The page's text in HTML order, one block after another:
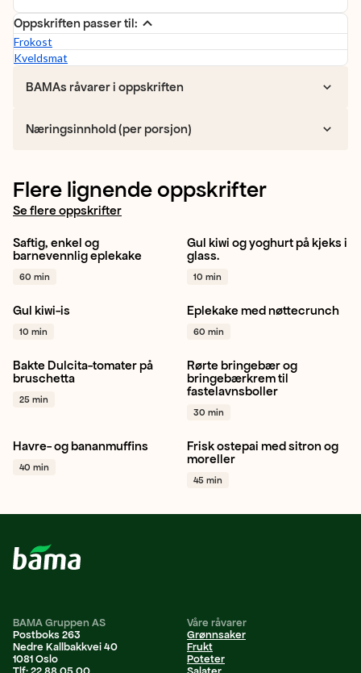
Oppskriften passer til:
Frokost
Kveldsmat
BAMAs råvarer i oppskriften
Næringsinnhold (per porsjon)
Flere lignende oppskrifter
Se flere oppskrifter
Eple Bakverk Kake
Saftig, enkel og
barnevennlig eplekake
60 min
Gul kiwi Kos Kjapt + 1
Gul kiwi og yoghurt på kjeks i
glass.
10 min
Gul kiwi
+ 1
Gul kiwi-is
10 min
Eple Kake Bakverk + 1
Eplekake med nøttecrunch
60 min
Cherrytomat
Hvitløk
Bakte Dulcita-tomater på
bruschetta
25 min
Bringebær
Sitron
Dessert
+ 1
Rørte bringebær og
bringebærkrem til
fastelavnsboller
30 min
Banan Muffins
Bakverk
+ 1
Havre- og bananmuffins
40 min
Sitron
Moreller
Frisk ostepai med sitron og
moreller
45 min
BAMA Gruppen AS
Postboks 263
Nedre Kallbakkvei 40
1081 Oslo
Våre råvarer
Grønnsaker
Frukt
Poteter